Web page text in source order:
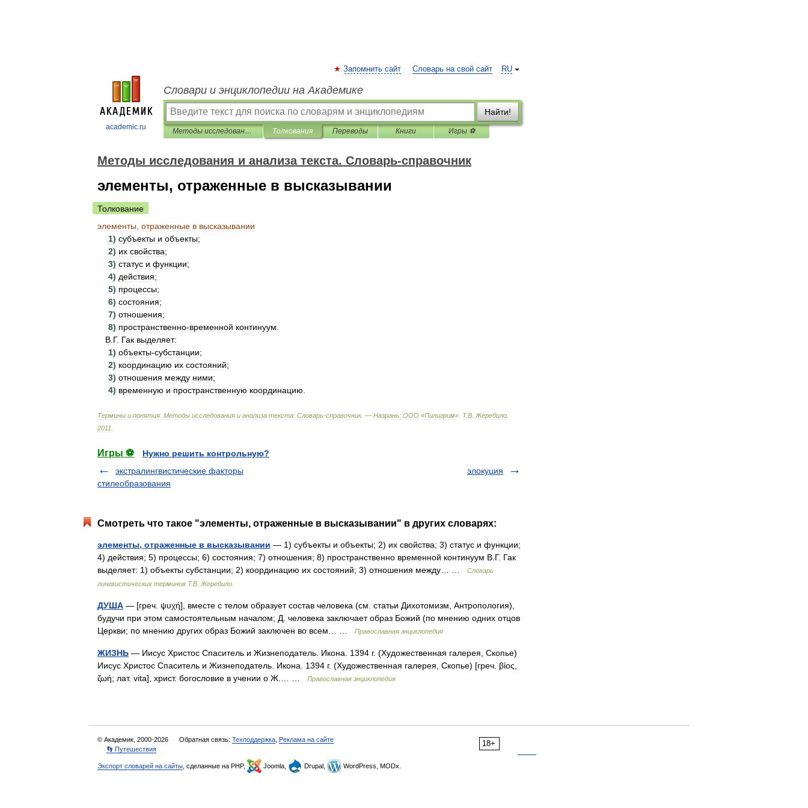
academic.ru
RU
Запомнить сайт Словарь на свой сайт
Словари и энциклопедии на Академике
Найти!
Методы исследования и анализа текста. Словарь-справочник Толкования Переводы Книги Игры ⚽
Методы исследования и анализа текста. Словарь-справочник
элементы, отраженные в высказывании
Толкование
элементы отраженные в высказывании
1) субъекты и объекты;
2) их свойства;
3) статус и функции;
4) действия;
5) процессы;
6) состояния;
7) отношения;
8) пространственно-временной континуум
В Г. Гак выделяет:
1) объекты-субстанции;
2) координацию их состояний;
3) отношения между ними;
4) временную и пространственную координацию
Термины и понятия: Методы исследования и анализа текста: Словарь-справочник. — Назрань: ООО «Пилигрим» Т.В Жеребило
2011
Игры ⚽
Нужно решить контрольную?
экстралингвистические факторы
стилеобразования
элокуция
Смотреть что такое "элементы, отраженные в высказывании" в других словарях:
элементы, отраженные в высказывании — 1) субъекты и объекты; 2) их свойства; 3) статус и функции;
4) действия; 5) процессы; 6) состояния; 7) отношения; 8) пространственно временной континуум В.Г. Гак
выделяет: 1) объекты субстанции; 2) координацию их состояний; 3) отношения между… …
Словарь
лингвистических терминов Т.В. Жеребило
ДУША — [греч. ψυχή], вместе с телом образует состав человека (см. статьи Дихотомизм, Антропология),
будучи при этом самостоятельным началом; Д. человека заключает образ Божий (по мнению одних отцов
Церкви; по мнению других образ Божий заключен во всем… …
Православная энциклопедия
ЖИЗНЬ — Иисус Христос Спаситель и Жизнеподатель. Икона. 1394 г. (Художественная галерея, Скопье)
Иисус Христос Спаситель и Жизнеподатель. Икона. 1394 г. (Художественная галерея, Скопье) [греч. βίος,
ζωή; лат. vita], христ. богословие в учении о Ж.… …
Православная энциклопедия
18+
© Академик, 2000-2026 Обратная связь: Техподдержка Реклама на сайте
👣 Путешествия
Экспорт словарей на сайты , сделанные на PHP, Joomla, Drupal, WordPress, MODx.